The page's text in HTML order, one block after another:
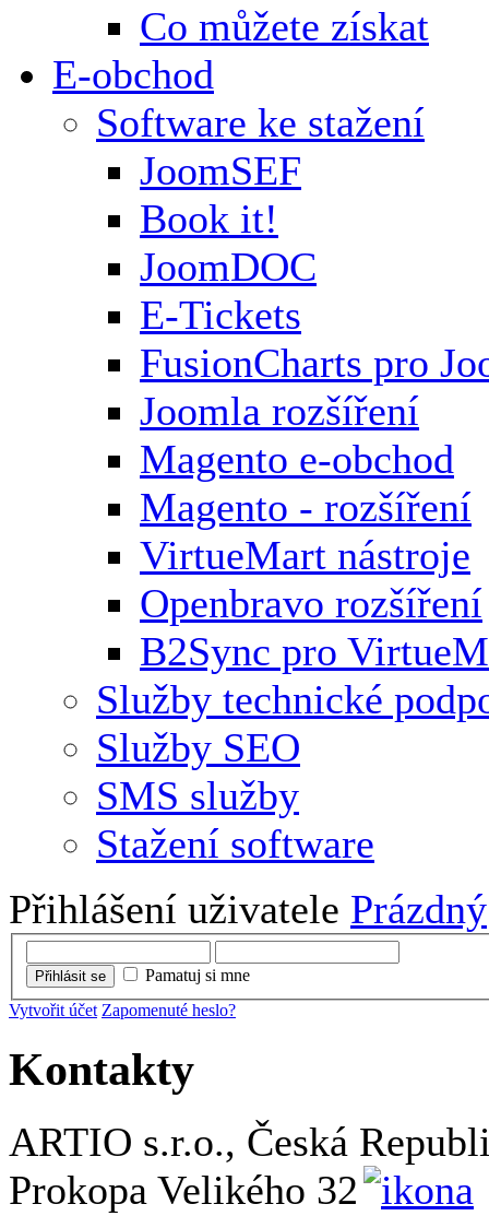
Co můžete získat
E-obchod
Software ke stažení
JoomSEF
Book it!
JoomDOC
E-Tickets
FusionCharts pro
Joomla rozšíření
Magento e-obchod
Magento - rozšíření
VirtueMart nástroje
Openbravo rozšíření
B2Sync pro
Služby technické
Služby SEO
SMS služby
Stažení software
Přihlášení uživatele Prázdný
Přihlásit se
Pamatuj si mne
Vytvořit účet Zapomenuté heslo?
Kontakty
ARTIO s.r.o., Česká
Prokopa Velikého 32